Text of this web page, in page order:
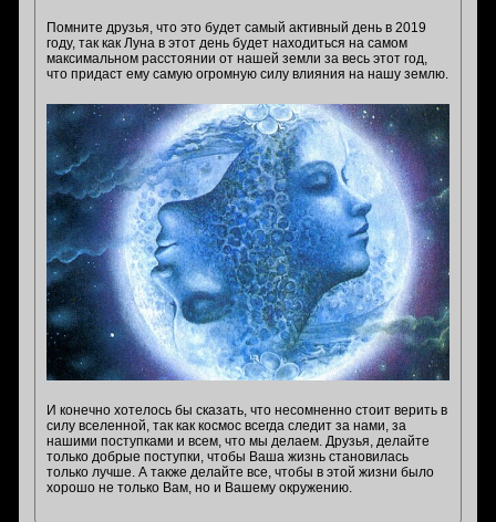
Помните друзья, что это будет самый активный день в 2019
году, так как Луна в этот день будет находиться на самом
максимальном расстоянии от нашей земли за весь этот год,
что придаст ему самую огромную силу влияния на нашу землю.
И конечно хотелось бы сказать, что несомненно стоит верить в
силу вселенной, так как космос всегда следит за нами, за
нашими поступками и всем, что мы делаем. Друзья, делайте
только добрые поступки, чтобы Ваша жизнь становилась
только лучше. А также делайте все, чтобы в этой жизни было
хорошо не только Вам, но и Вашему окружению.